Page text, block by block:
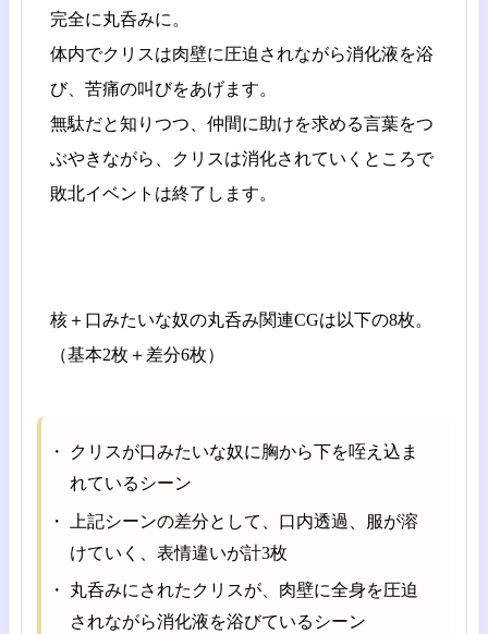
完全に丸呑みに。
体内でクリスは肉壁に圧迫されながら消化液を浴
び、苦痛の叫びをあげます。
無駄だと知りつつ、仲間に助けを求める言葉をつ
ぶやきながら、クリスは消化されていくところで
敗北イベントは終了します。
核＋口みたいな奴の丸呑み関連CGは以下の8枚。
（基本2枚＋差分6枚）
クリスが口みたいな奴に胸から下を咥え込ま
れているシーン
上記シーンの差分として、口内透過、服が溶
けていく、表情違いが計3枚
丸呑みにされたクリスが、肉壁に全身を圧迫
されながら消化液を浴びているシーン